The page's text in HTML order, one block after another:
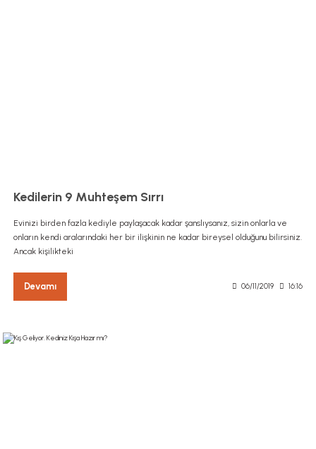
Kedilerin 9 Muhteşem Sırrı
Evinizi birden fazla kediyle paylaşacak kadar şanslıysanız, sizin onlarla ve
onların kendi aralarındaki her bir ilişkinin ne kadar bireysel olduğunu bilirsiniz.
Ancak kişilikteki
Devamı 06/11/2019 16:16